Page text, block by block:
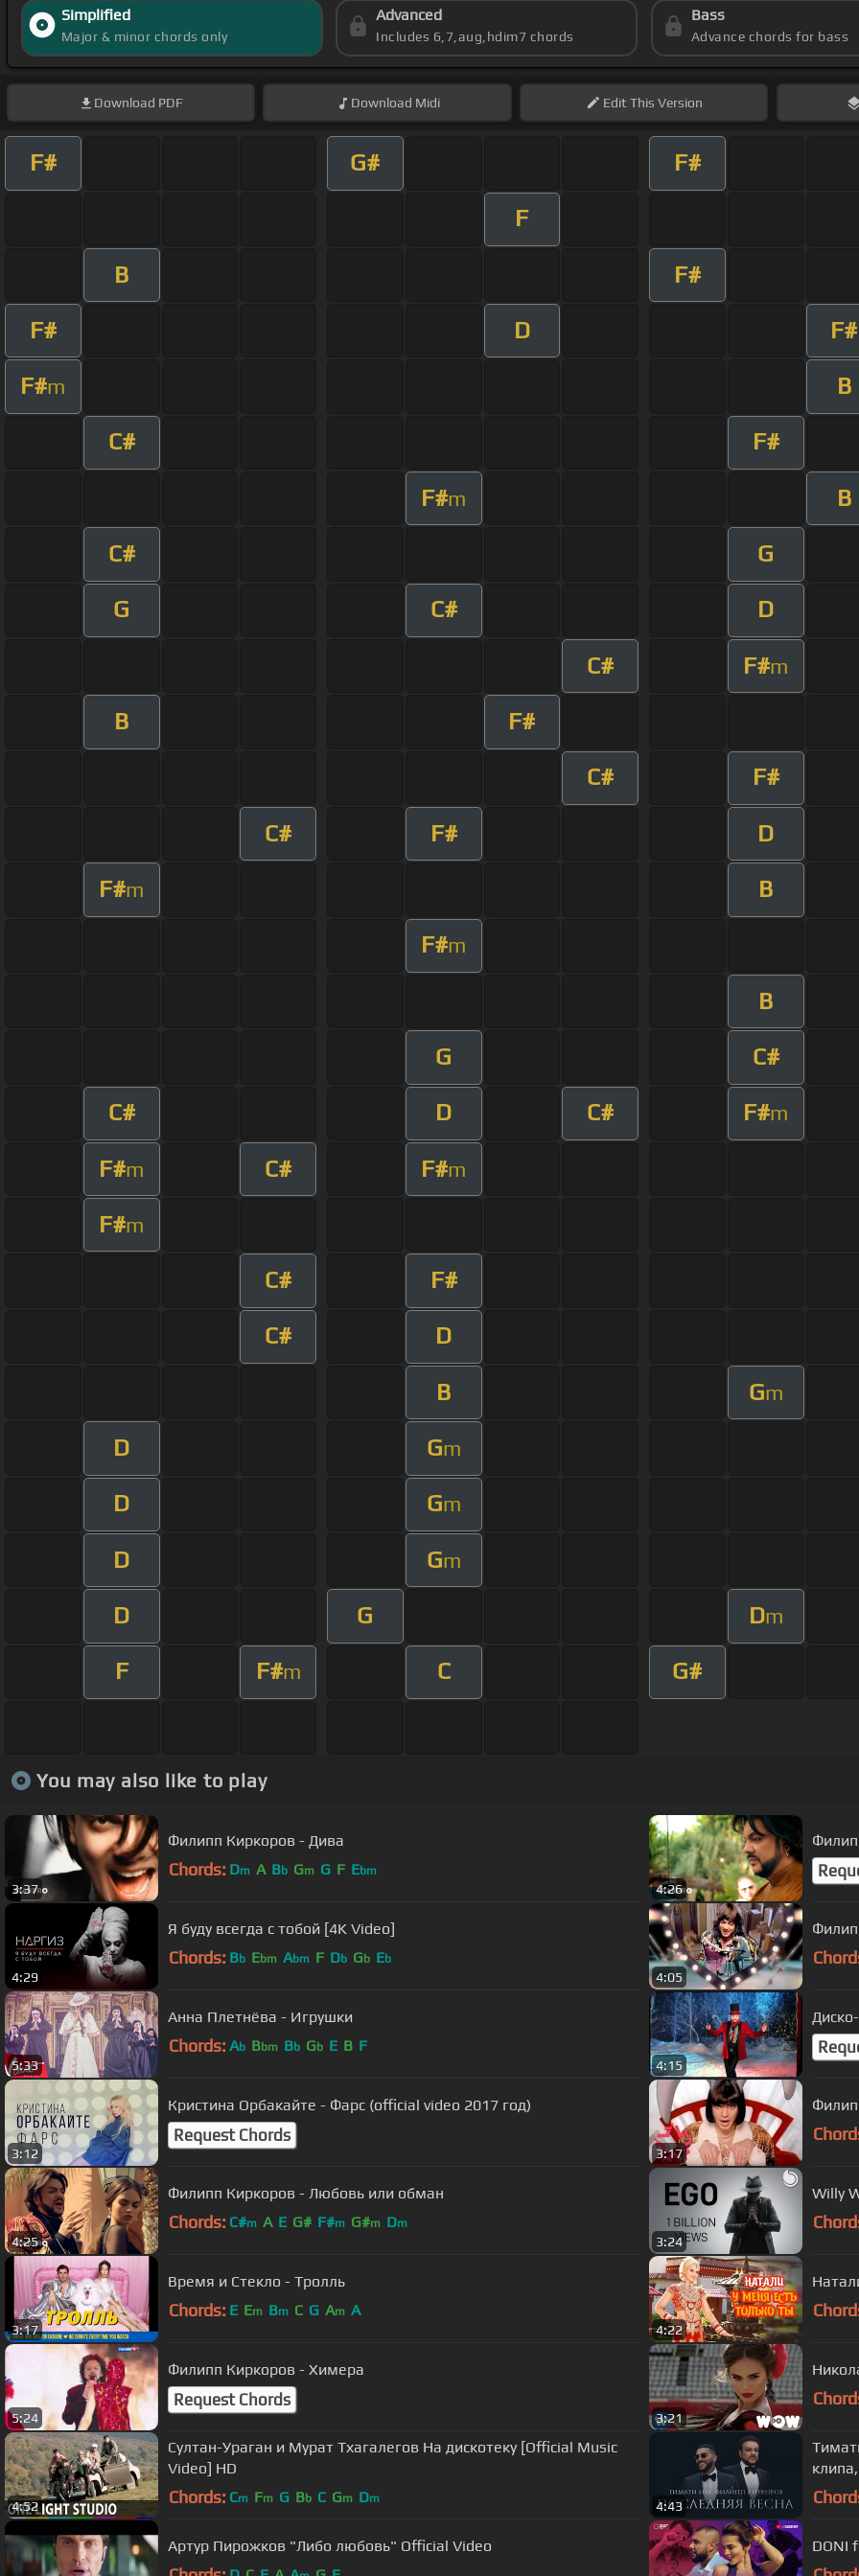
Simplified
Major & minor chords only
Advanced
Includes 6,7,aug,hdim7 chords
Bass
Advance chords for bass
Download PDF Download Midi EditThis Version
F# G# F#
F
B F#
F# D F#
F#m B
C# F#
F#m B
C# G
G C# D
C# F#m
B F#
C# F#
C# F# D
F#m B
F#m
B
G C#
C# D C# F#m
F#m C# F#m
F#m
C# F#
C# D
B Gm
D Gm
D Gm
D Gm
D G Dm
F F#m C G#
You may also like to play
3:37
Филипп Киркоров - Дива
Chords: Dm A Bb Gm G F Ebm
4:26
4:29
Я буду всегда с тобой [4K Video]
Chords: Bb Ebm Abm F Db Gb Eb
4:05
5:33
Анна Плетнёва - Игрушки
Chords: Ab Bbm Bb Gb E B F
4:15
3:12
Кристина Орбакайте - Фарс (official video 2017 год)
Request Chords
3:17
4:25
Филипп Киркоров - Любовь или обман
Chords: C#m A E G# F#m G#m Dm
3:24
Willy
3:17
Время и Стекло - Тролль
Chords: E Em Bm C G Am A
4:22
5:24
Филипп Киркоров - Химера
Request Chords
3:21
4:52
Султан-Ураган и Мурат Тхагалегов На дискотеку [Official Music
Video] HD
Chords: Cm Fm G Bb C Gm Dm
4:43
Артур Пирожков "Либо любовь" Official Video DONI